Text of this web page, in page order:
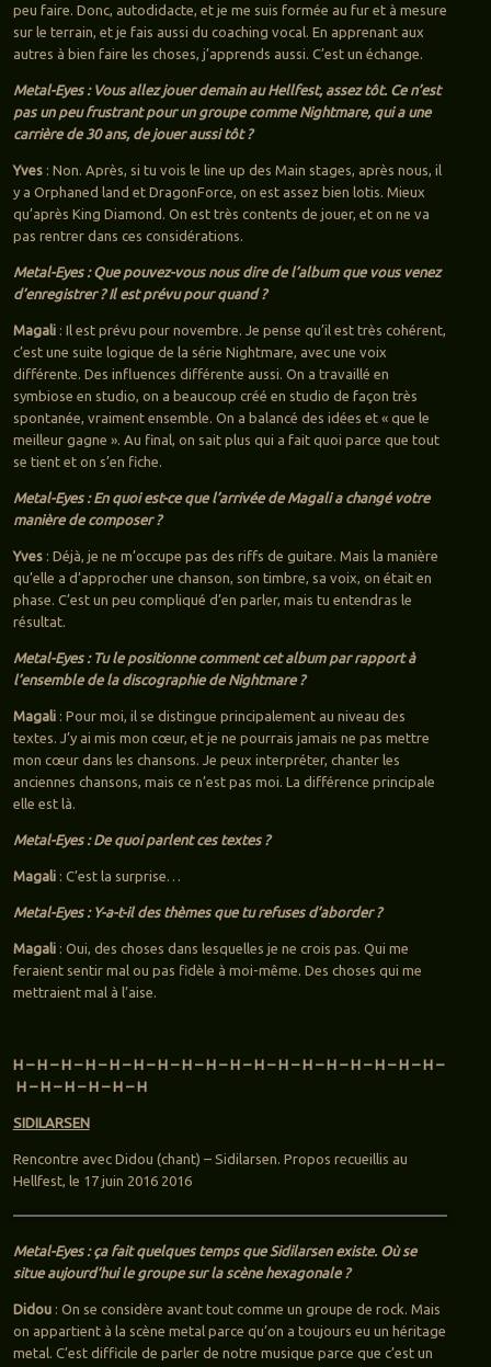
peu faire. Donc, autodidacte, et je me suis formée au fur et à mesure
sur le terrain, et je fais aussi du coaching vocal. En apprenant aux
autres à bien faire les choses, j’apprends aussi. C’est un échange.
Metal-Eyes : Vous allez jouer demain au Hellfest, assez tôt. Ce n’est
pas un peu frustrant pour un groupe comme Nightmare, qui a une
carrière de 30 ans, de jouer aussi tôt ?
Yves : Non. Après, si tu vois le line up des Main stages, après nous, il
y a Orphaned land et DragonForce, on est assez bien lotis. Mieux
qu’après King Diamond. On est très contents de jouer, et on ne va
pas rentrer dans ces considérations.
Metal-Eyes : Que pouvez-vous nous dire de l’album que vous venez
d’enregistrer ? Il est prévu pour quand ?
Magali : Il est prévu pour novembre. Je pense qu’il est très cohérent,
c’est une suite logique de la série Nightmare, avec une voix
différente. Des influences différente aussi. On a travaillé en
symbiose en studio, on a beaucoup créé en studio de façon très
spontanée, vraiment ensemble. On a balancé des idées et « que le
meilleur gagne ». Au final, on sait plus qui a fait quoi parce que tout
se tient et on s’en fiche.
Metal-Eyes : En quoi est-ce que l’arrivée de Magali a changé votre
manière de composer ?
Yves : Déjà, je ne m’occupe pas des riffs de guitare. Mais la manière
qu’elle a d’approcher une chanson, son timbre, sa voix, on était en
phase. C’est un peu compliqué d’en parler, mais tu entendras le
résultat.
Metal-Eyes : Tu le positionne comment cet album par rapport à
l’ensemble de la discographie de Nightmare ?
Magali : Pour moi, il se distingue principalement au niveau des
textes. J’y ai mis mon cœur, et je ne pourrais jamais ne pas mettre
mon cœur dans les chansons. Je peux interpréter, chanter les
anciennes chansons, mais ce n’est pas moi. La différence principale
elle est là.
Metal-Eyes : De quoi parlent ces textes ?
Magali : C’est la surprise…
Metal-Eyes : Y-a-t-il des thèmes que tu refuses d’aborder ?
Magali : Oui, des choses dans lesquelles je ne crois pas. Qui me
feraient sentir mal ou pas fidèle à moi-même. Des choses qui me
mettraient mal à l’aise.
H – H – H – H – H – H – H – H – H – H – H – H – H – H – H – H – H – H –
H – H – H – H – H – H
SIDILARSEN
Rencontre avec Didou (chant) – Sidilarsen. Propos recueillis au
Hellfest, le 17 juin 2016 2016
Metal-Eyes : ça fait quelques temps que Sidilarsen existe. Où se
situe aujourd’hui le groupe sur la scène hexagonale ?
Didou : On se considère avant tout comme un groupe de rock. Mais
on appartient à la scène metal parce qu’on a toujours eu un héritage
metal. C’est difficile de parler de notre musique parce que c’est un